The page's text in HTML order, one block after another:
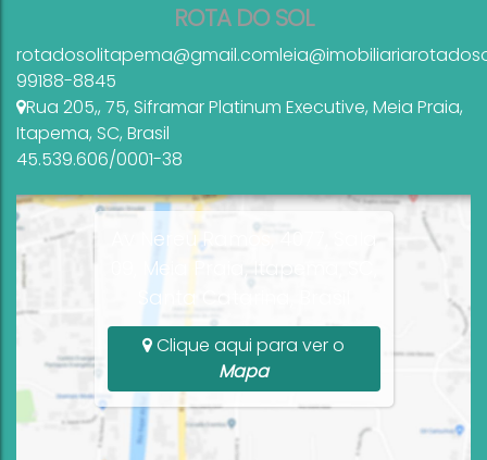
ROTA DO SOL
rotadosolitapema@gmail.com
99188-8845
Rua 205,, 75, Siframar Platinum Executive, Meia Praia,
Itapema, SC, Brasil
45.539.606/0001-38
Av Nereu Ramos, 4077, Sala
09, Meia Praia, Itapema, SC,
Santa Catarina, Brasil
Clique aqui para ver o
Mapa